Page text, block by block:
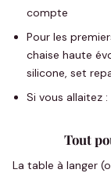
compte
Pour les
chaise haute
silicone, set
Si vous allaitez
Tout
La table à langer